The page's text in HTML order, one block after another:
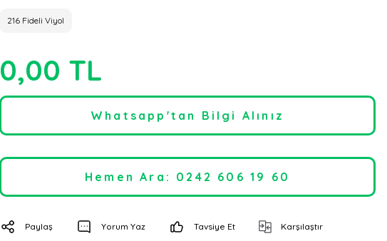
216 Fideli Viyol
0,00 TL
Whatsapp'tan Bilgi Alınız
Hemen Ara: 0242 606 19 60
Paylaş Yorum Yaz Tavsiye Et Karşılaştır